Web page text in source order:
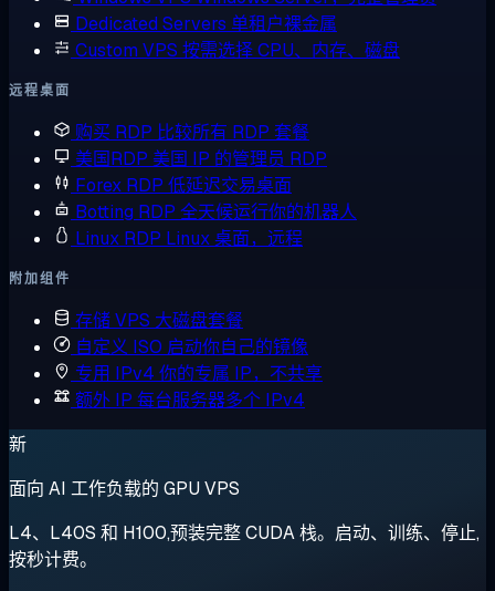
Dedicated Servers 单租户裸金属
Custom VPS 按需选择 CPU、内存、磁盘
远程桌面
购买 RDP 比较所有 RDP 套餐
美国RDP 美国 IP 的管理员 RDP
Forex RDP 低延迟交易桌面
Botting RDP 全天候运行你的机器人
Linux RDP Linux 桌面，远程
附加组件
存储 VPS 大磁盘套餐
自定义 ISO 启动你自己的镜像
专用 IPv4 你的专属 IP，不共享
额外 IP 每台服务器多个 IPv4
新
面向 AI 工作负载的 GPU VPS
L4、L40S 和 H100,预装完整 CUDA 栈。启动、训练、停止,
按秒计费。